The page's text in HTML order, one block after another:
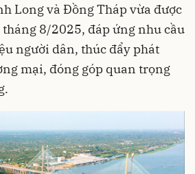
Long và Đồng Tháp vừa được
8/2025, đáp ứng nhu cầu
người dân, thúc đẩy phát
mại, đóng góp quan trọng